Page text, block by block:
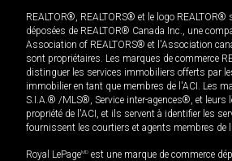
REALTOR®, REALTORS® et le logo
déposées de REALTOR® Canada Inc., une
Association of REALTORS® et l'Association
sont propriétaires. Les marques de commerce
distinguer les services immobiliers offerts par
immobilier en tant que membres de l'ACI. Les
S.I.A.® /MLS®, Service inter-agences®, et leurs
propriété de l'ACI, et ils servent à identifier les
fournissent les courtiers et agents membres de
Royal LePageMD est une marque de commerce